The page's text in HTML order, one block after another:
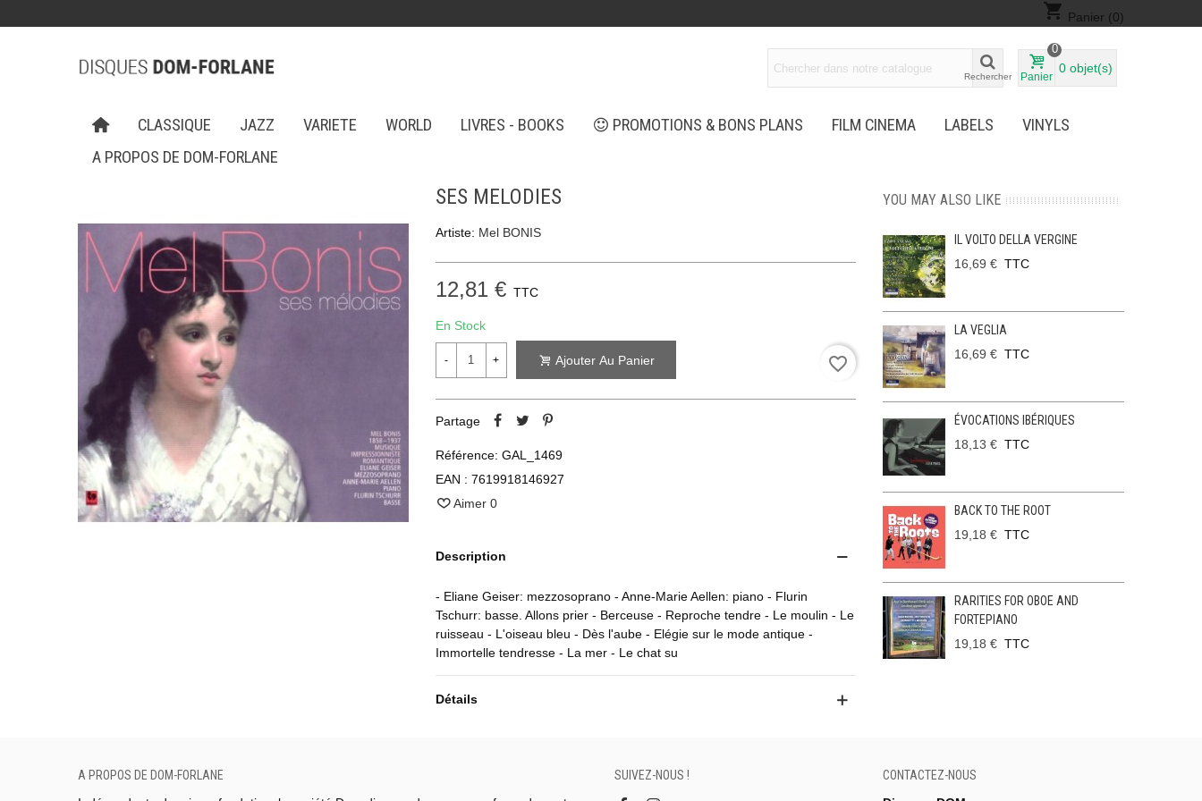
shopping_cart Panier (0)
Rechercher Panier
0
0 objet(s)
CLASSIQUE JAZZ VARIETE WORLD LIVRES - BOOKS PROMOTIONS & BONS PLANS FILM CINEMA LABELS
VINYLS
A PROPOS DE DOM-FORLANE
SES MELODIES
Artiste: Mel BONIS
12,81 € TTC
En Stock
- + Ajouter Au Panier favorite_border
Partage
Référence: GAL_1469
EAN : 7619918146927
Aimer 0
Description
- Eliane Geiser: mezzosoprano - Anne-Marie Aellen: piano - Flurin
Tschurr: basse. Allons prier - Berceuse - Reproche tendre - Le moulin - Le
ruisseau - L'oiseau bleu - Dès l'aube - Elégie sur le mode antique -
Immortelle tendresse - La mer - Le chat su
Détails
YOU MAY ALSO LIKE
IL VOLTO DELLA VERGINE
16,69 € TTC
LA VEGLIA
16,69 € TTC
ÉVOCATIONS IBÉRIQUES
18,13 € TTC
BACK TO THE ROOT
19,18 € TTC
RARITIES FOR OBOE AND
FORTEPIANO
19,18 € TTC
A PROPOS DE DOM-FORLANE
SUIVEZ-NOUS !
CONTACTEZ-NOUS